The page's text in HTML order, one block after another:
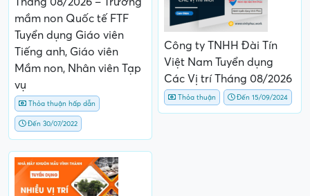
mầm non Quốc tế FTF
Tuyển dụng Giáo viên
Tiếng anh, Giáo viên
Mầm non, Nhân viên Tạp
vụ
Thỏa thuận hấp dẫn
Đến 30/07/2022
Công ty TNHH Đài Tín
Việt Nam Tuyển dụng
Các Vị trí Tháng 08/2026
Thỏa thuận Đến 15/09/2024